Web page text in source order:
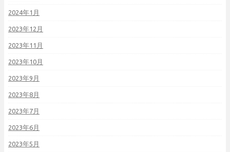
2024年1月
2023年12月
2023年11月
2023年10月
2023年9月
2023年8月
2023年7月
2023年6月
2023年5月